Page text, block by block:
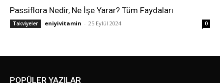
Passiflora Nedir, Ne İşe Yarar? Tüm Faydaları
Takviyeler eniyivitamin - 25 Eylül 2024 0
POPÜLER YAZILAR